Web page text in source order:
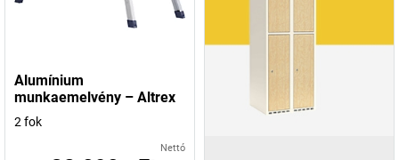
Alumínium
munkaemelvény – Altrex
2 fok
Nettó